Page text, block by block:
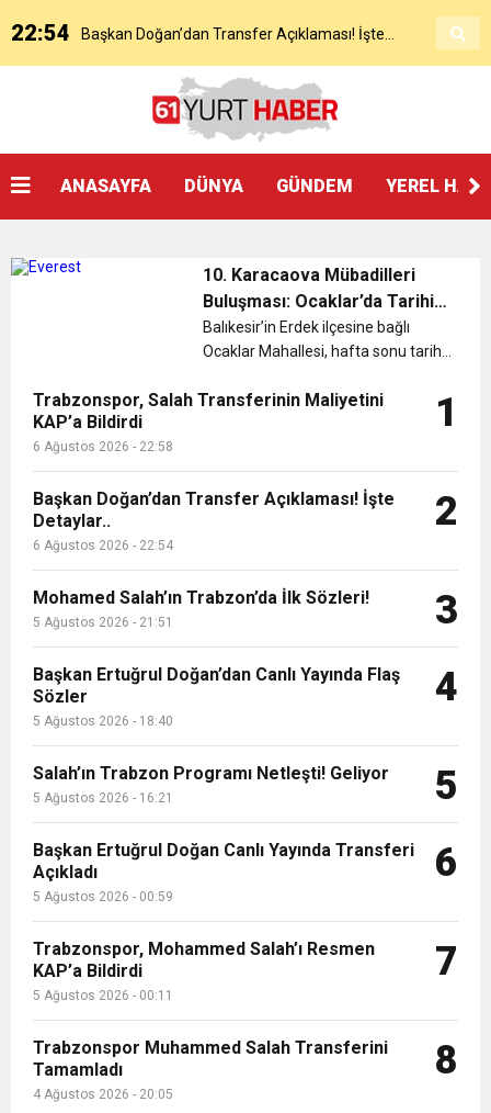
KAP’a Bildirdi
22:54 Başkan Doğan’dan Transfer Açıklaması! İşte
Mohamed Salah’ın Trabzon’da İlk Sözleri!
Başkan Ertuğrul Doğan Canlı Yayında Transferi
Trabzonspor, Mohammed Salah’ı Resmen KAP’a
Bildirdi
20:05 Trabzonspor Muhammed Salah Transferini
Tamamladı
9:50 MGD’DEN ANITKABİR’E ANLAMLI ZİYARET
18:59
22:58 Trabzonspor, Salah Transferinin Maliyetini
KAP’a Bildirdi
ANASAYFA DÜNYA GÜNDEM YEREL
10. Karacaova Mübadilleri
Buluşması: Ocaklar’da Tarihi
Katılım
Balıkesir’in Erdek ilçesine bağlı
Ocaklar Mahallesi, hafta sonu tarihi
Trabzonspor, Salah Transferinin Maliyetini
KAP’a Bildirdi
6 Ağustos 2026 - 22:58
1
Başkan Doğan’dan Transfer Açıklaması! İşte
Detaylar..
6 Ağustos 2026 - 22:54
2
Mohamed Salah’ın Trabzon’da İlk Sözleri!
5 Ağustos 2026 - 21:51 3
Başkan Ertuğrul Doğan’dan Canlı Yayında Flaş
Sözler
5 Ağustos 2026 - 18:40
4
Salah’ın Trabzon Programı Netleşti! Geliyor
5 Ağustos 2026 - 16:21 5
Başkan Ertuğrul Doğan Canlı Yayında Transferi
Açıkladı
5 Ağustos 2026 - 00:59
6
Trabzonspor, Mohammed Salah’ı Resmen
KAP’a Bildirdi
5 Ağustos 2026 - 00:11
7
Trabzonspor Muhammed Salah Transferini
Tamamladı
4 Ağustos 2026 - 20:05
8